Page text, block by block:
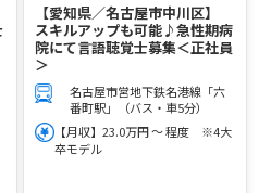
【愛知県／名古屋市中川区】
スキルアップも可能♪急性期病
院にて言語聴覚士募集＜正社員
＞
名古屋市営地下鉄名港線「六
番町駅」（バス・車5分）
【月収】23.0万円 ～ 程度 ※4大
卒モデル